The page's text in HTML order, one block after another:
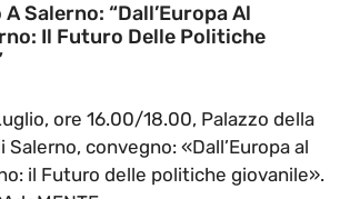
Salerno: “Dall’Europa Al
Il Futuro Delle Politiche
ore 16.00/18.00, Palazzo della
Salerno, convegno: «Dall’Europa al
il Futuro delle politiche giovanile».